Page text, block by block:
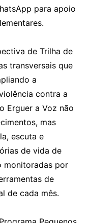
para apoio
de Trilha de
transversais que
a
contra a
Erguer a Voz não
mas
escuta e
de vida de
monitoradas por
de
de cada mês.